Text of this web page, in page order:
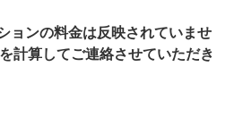
ョンの料金は反映されていませ
計算してご連絡させていただき